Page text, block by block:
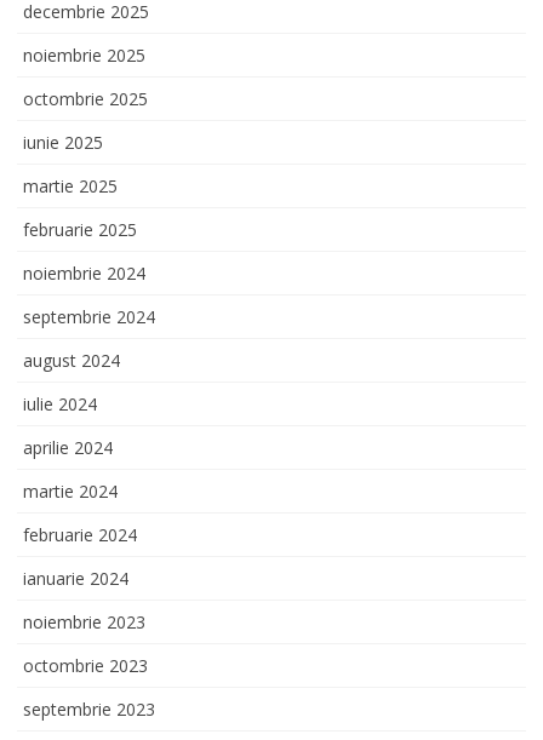
decembrie 2025
noiembrie 2025
octombrie 2025
iunie 2025
martie 2025
februarie 2025
noiembrie 2024
septembrie 2024
august 2024
iulie 2024
aprilie 2024
martie 2024
februarie 2024
ianuarie 2024
noiembrie 2023
octombrie 2023
septembrie 2023